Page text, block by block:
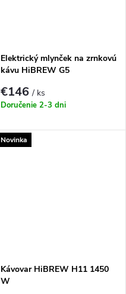
Elektrický mlynček na zrnkovú
kávu HiBREW G5
€146/ ks
Doručenie 2-3 dni
Novinka
Kávovar HiBREW H11 1450
W